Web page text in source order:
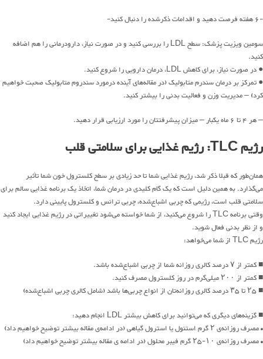
-۶ هفته فرصت دهید و اقدامات ذکرشده را دنبال کنید-
سومین ویزیت پزشک: سطح LDL را بررسی کنید و در صورت نیاز، دارودرمانی را هم اضافه
کنید.
● در صورت نیاز، برای کاهش LDL، درمان دارویی را شروع کنید.
● تمرکز بر درمان سندرم متابولیک (در مقاله‌‌های آینده درمورد سندروم متابولیک صحبت خواهیم
کرد) – مدیریت وزن و فعالیت بدنی را بیشتر کنید.
– هر ۴ تا ۶ ماه یکبار – میزان پیشرفتتان را مورد ارزیابی قرار دهید.
رژیم TLC: رژیم غذایی برای سلامتی قلب
همان‌طور که قبلا ذکر شد، رژیم غذایی شما تا حد زیادی بر سطح کلسترول خون شما تأثیر
می‌گذارد. به همین دلیل است که یک گام کلیدی در درمان شما، اتخاذ یک برنامه غذایی سالم برای
سلامتی قلب است، رژیمی که چربی اشباع‌شده، چربی ترانس و کلسترول پایینی دارد.
وقتی برنامه TLC را شروع می‌کنید، از شما خواسته می‌شود تغییراتی در رژیم غذایی ایجاد کنید
و از نظر بدنی فعال شوید.
رژیم TLC از شما می‌خواهد:
■ کمتر از ۷ درصد کالری روزانه شما از چربی اشباع‌شده باشد.
■ کمتر از ۲۰۰ میلی‌گرم در روز کلسترول مصرف کنید.
■ ۲۵ تا ۳۵ درصد کالری روزانه‌تان از انواع چربی‌ها باشد (شامل کالری چربی اشباع‌شده)
■ گزینه‌های دیگری که می‌توانید برای کاهش بیشتر LDL انجام دهید:
• مصرف روزانه‌ی ۲ گرم استنول یا استرول گیاهی (در ادامه‌ی مقاله بیشتر توضیح خواهیم داد)
• مصرف روزانه‌ی ۱۰-۲۵ گرم فیبر محلول (در ادامه ی مقاله بیشتر توضیح خواهیم داد)